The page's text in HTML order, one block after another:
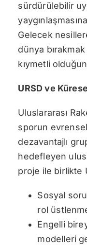
sürdürülebilir
Gelecek
dünya bırakmak
kıymetli
URSD ve
Uluslararası
sporun
dezavantajlı
hedefleyen
proje ile birlikte
Sosyal
rol
Engelli
modelleri